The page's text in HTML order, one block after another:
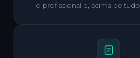
o profissional e, acima de